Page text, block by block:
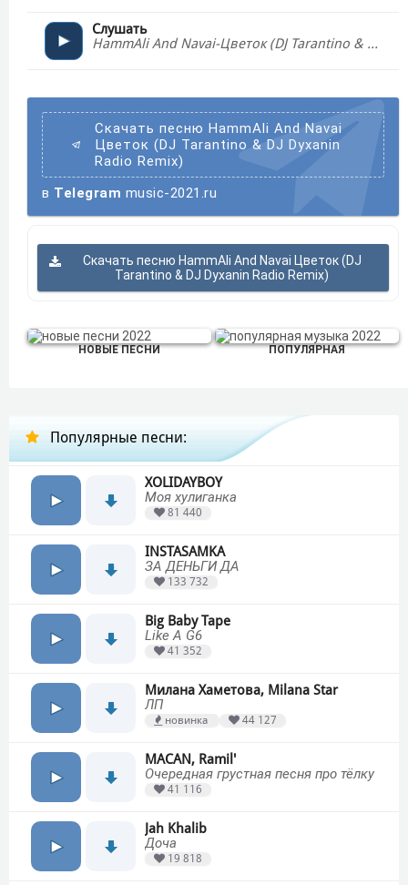
Слушать
HammAli And Navai-Цветок (DJ Tarantino & DJ Dyxanin Radio Remix)
Скачать песню HammAli And Navai
Цветок (DJ Tarantino & DJ Dyxanin
Radio Remix)
в Telegram music-2021.ru
Скачать песню HammAli And Navai Цветок (DJ
Tarantino & DJ Dyxanin Radio Remix)
НОВЫЕ ПЕСНИ ПОПУЛЯРНАЯ
Популярные песни:
XOLIDAYBOY
Моя хулиганка
81 440
INSTASAMKA
ЗА ДЕНЬГИ ДА
133 732
Big Baby Tape
Like A G6
41 352
Милана Хаметова, Milana Star
ЛП
новинка 44 127
MACAN, Ramil'
Очередная грустная песня про тёлку
41 116
Jah Khalib
Доча
19 818